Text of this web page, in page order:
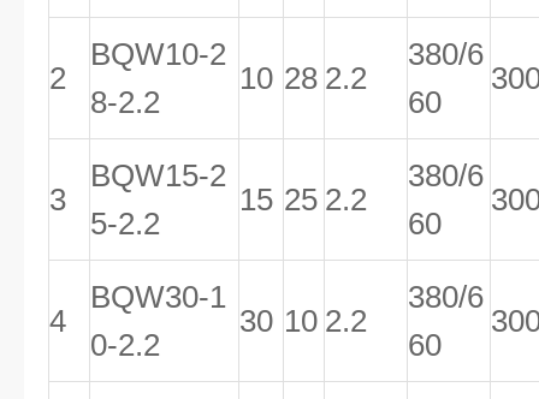
2
BQW10-2
8-2.2
10 28 2.2
380/6
60
3
BQW15-2
5-2.2
15 25 2.2
380/6
60
4
BQW30-1
0-2.2
30 10 2.2
380/6
60